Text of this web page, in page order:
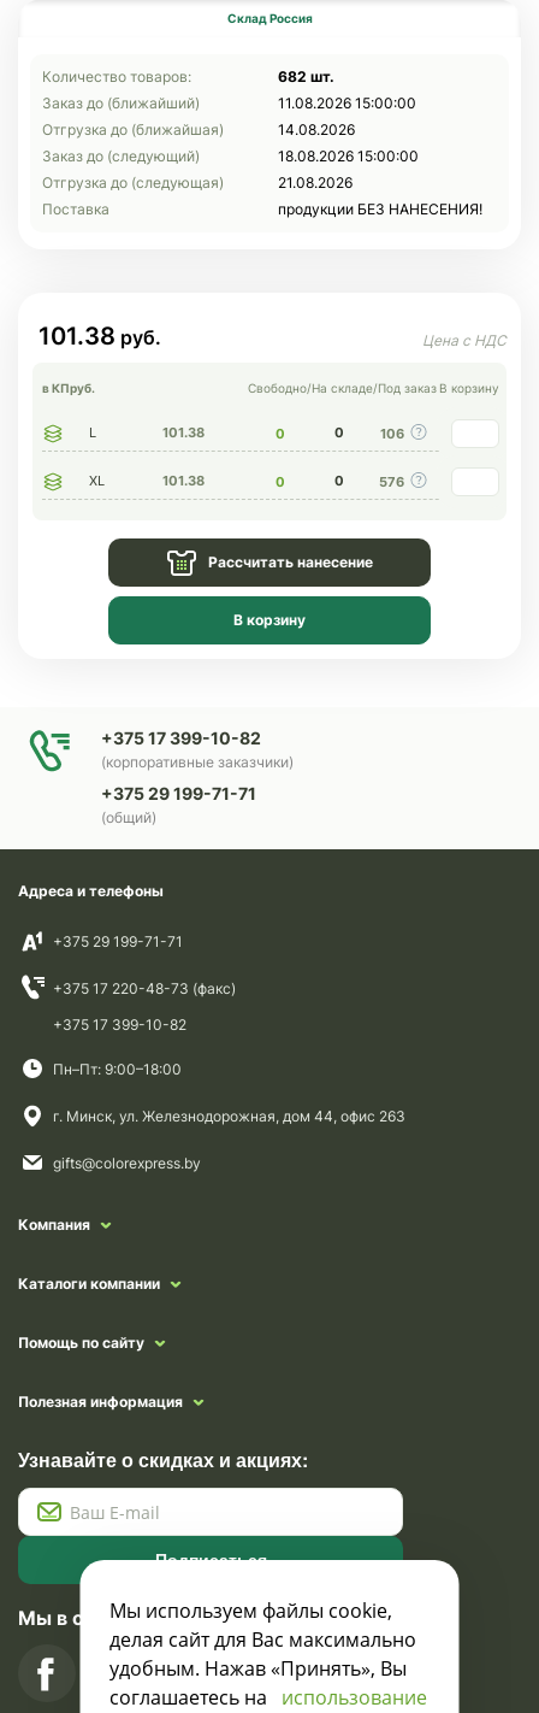
Склад Россия
Количество товаров:
682 шт.
Заказ до (ближайший)
11.08.2026 15:00:00
Отгрузка до (ближайшая)
14.08.2026
Заказ до (следующий)
18.08.2026 15:00:00
Отгрузка до (следующая)
21.08.2026
Поставка
продукции БЕЗ НАНЕСЕНИЯ!
101.38
в КПруб. Свободно/На складе/Под заказ В корзину
L 101.38 0 0 106
XL 101.38 0 0 576
Рассчитать нанесение
В корзину
+375 17 399-10-82
(корпоративные заказчики)
+375 29 199-71-71
(общий)
Адреса и телефоны
+375 29 199-71-71
+375 17 220-48-73 (факс)
+375 17 399-10-82
Пн–Пт: 9:00–18:00
г. Минск, ул. Железнодорожная, дом 44, офис 263
gifts@colorexpress.by
Компания
Каталоги компании
Помощь по сайту
Полезная информация
Узнавайте о скидках и акциях:
Подписаться
Мы в социальных сетях
Мы используем файлы cookie,
делая сайт для Вас максимально
удобным. Нажав «Принять», Вы
соглашаетесь на использование